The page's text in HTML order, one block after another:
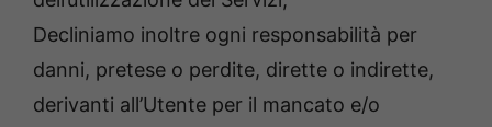
Decliniamo inoltre ogni responsabilità per
danni, pretese o perdite, dirette o indirette,
derivanti all’Utente per il mancato e/o